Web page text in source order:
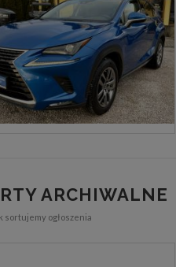
ARCHIWALNE
sortujemy ogłoszenia